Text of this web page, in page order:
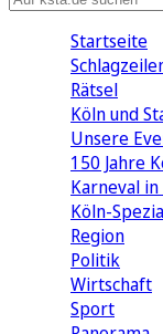
Startseite
Rätsel
Köln und
Unsere
150 Jahre
Karneval
Köln-
Region
Politik
Wirtschaft
Sport